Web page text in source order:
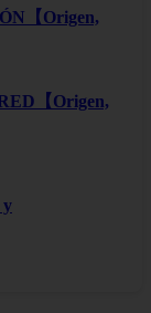
【Origen,
【Origen,
y